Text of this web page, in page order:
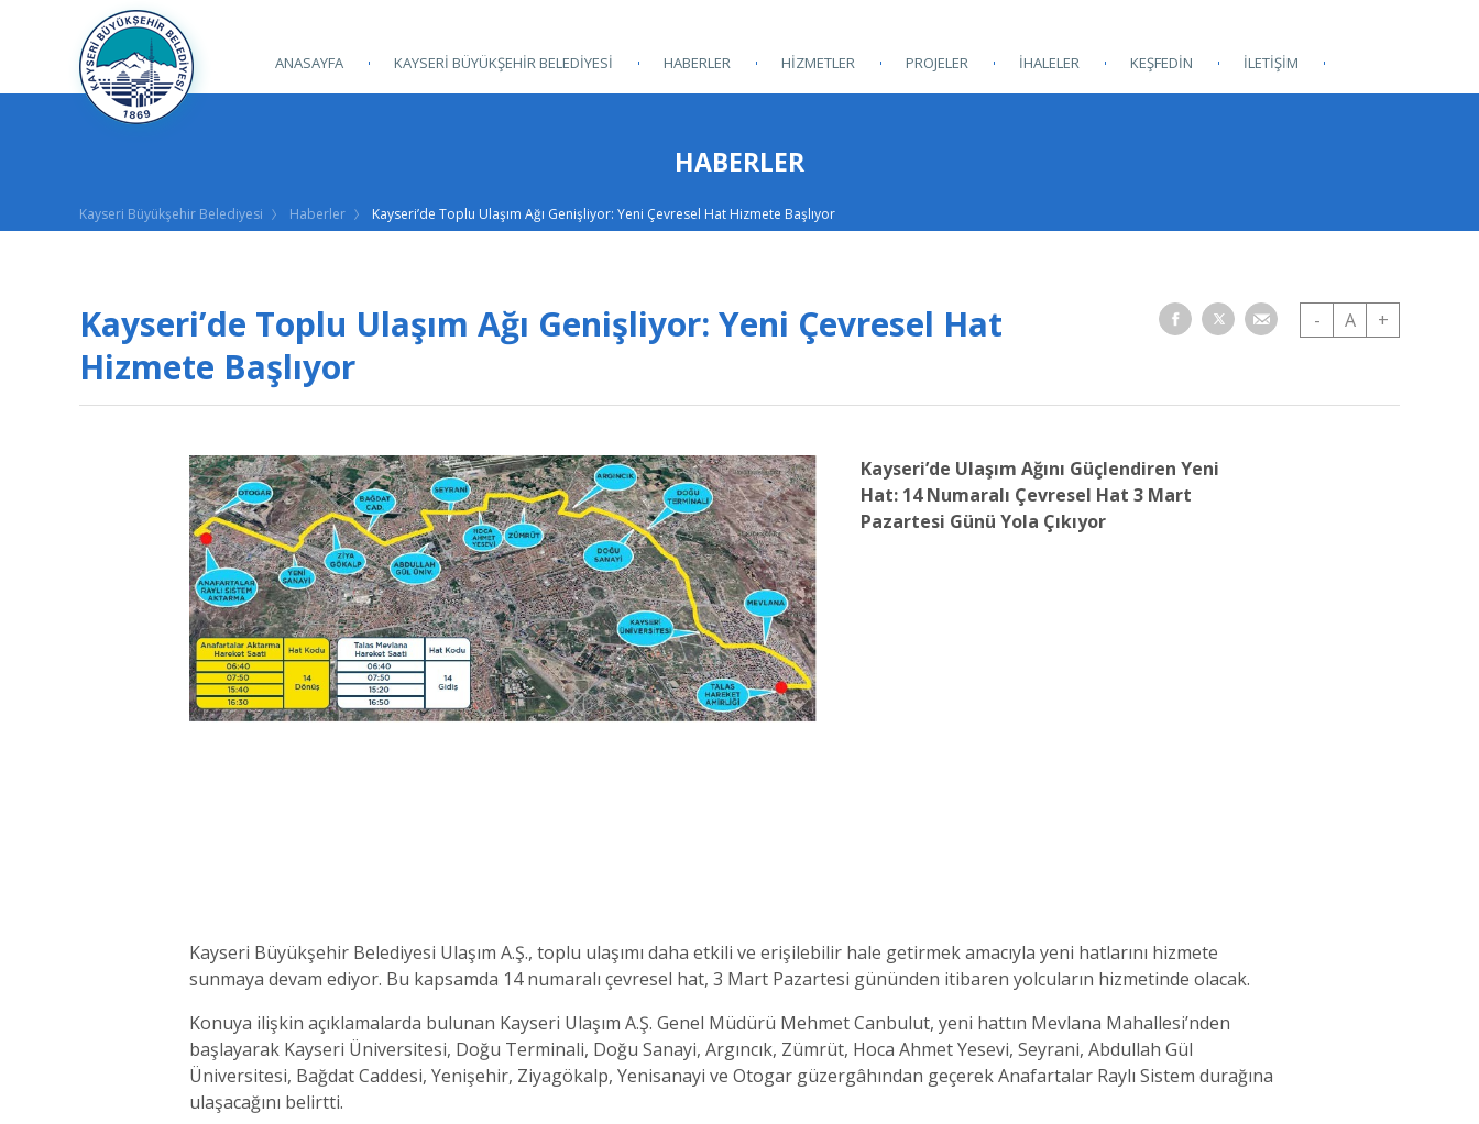
ANASAYFA KAYSERİ BÜYÜKŞEHİR BELEDİYESİ HABERLER HİZMETLER PROJELER İHALELER KEŞFEDİN İLETİŞİM
HABERLER
Kayseri Büyükşehir Belediyesi Haberler Kayseri’de Toplu Ulaşım Ağı Genişliyor: Yeni Çevresel Hat Hizmete Başlıyor
Kayseri’de Toplu Ulaşım Ağı Genişliyor: Yeni Çevresel Hat
Hizmete Başlıyor
- A +
Kayseri’de Ulaşım Ağını Güçlendiren Yeni
Hat: 14 Numaralı Çevresel Hat 3 Mart
Pazartesi Günü Yola Çıkıyor
Kayseri Büyükşehir Belediyesi Ulaşım A.Ş., toplu ulaşımı daha etkili ve erişilebilir hale getirmek amacıyla yeni hatlarını hizmete
sunmaya devam ediyor. Bu kapsamda 14 numaralı çevresel hat, 3 Mart Pazartesi gününden itibaren yolcuların hizmetinde olacak.
Konuya ilişkin açıklamalarda bulunan Kayseri Ulaşım A.Ş. Genel Müdürü Mehmet Canbulut, yeni hattın Mevlana Mahallesi’nden
başlayarak Kayseri Üniversitesi, Doğu Terminali, Doğu Sanayi, Argıncık, Zümrüt, Hoca Ahmet Yesevi, Seyrani, Abdullah Gül
Üniversitesi, Bağdat Caddesi, Yenişehir, Ziyagökalp, Yenisanayi ve Otogar güzergâhından geçerek Anafartalar Raylı Sistem durağına
ulaşacağını belirtti.